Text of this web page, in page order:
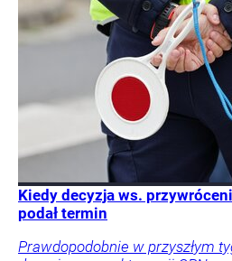
Kiedy decyzja ws.
podał termin
Prawdopodobnie w przyszłym